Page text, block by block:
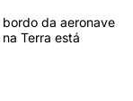
da aeronave
Terra está